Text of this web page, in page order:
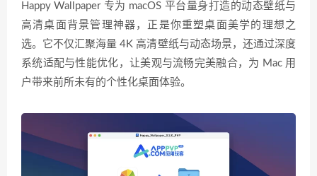
Happy Wallpaper 专为 macOS 平台量身打造的动态壁纸与
高清桌面背景管理神器，正是你重塑桌面美学的理想之
选。它不仅汇聚海量 4K 高清壁纸与动态场景，还通过深度
系统适配与性能优化，让美观与流畅完美融合，为 Mac 用
户带来前所未有的个性化桌面体验。